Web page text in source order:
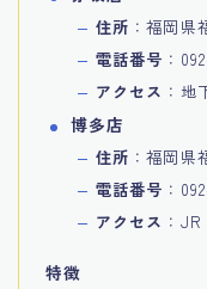
住所 ：福岡県
電話番号 ：
アクセス ：
博多店
住所 ：福岡
電話番号 ：
アクセス ：
特徴